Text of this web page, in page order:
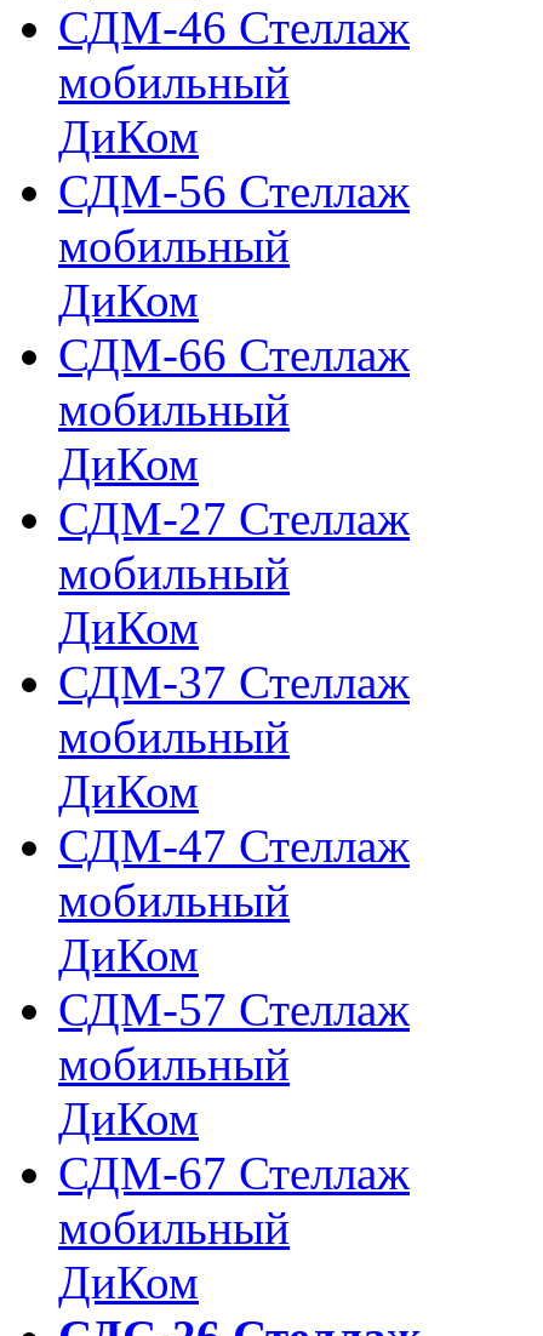
СДМ-46 Стеллаж
мобильный
ДиКом
СДМ-56 Стеллаж
мобильный
ДиКом
СДМ-66 Стеллаж
мобильный
ДиКом
СДМ-27 Стеллаж
мобильный
ДиКом
СДМ-37 Стеллаж
мобильный
ДиКом
СДМ-47 Стеллаж
мобильный
ДиКом
СДМ-57 Стеллаж
мобильный
ДиКом
СДМ-67 Стеллаж
мобильный
ДиКом